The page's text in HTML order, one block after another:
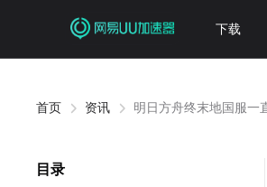
下载
首页 资讯 明日方舟终末地国服一
目录